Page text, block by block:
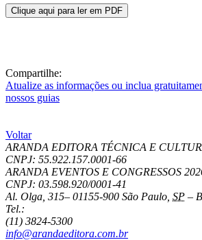
Clique aqui para ler em PDF
Compartilhe:
Atualize as informações ou inclua
nossos guias
Voltar
ARANDA EDITORA TÉCNICA E
CNPJ: 55.922.157.0001-66
ARANDA EVENTOS E CONGRESSOS
CNPJ: 03.598.920/0001-41
Al. Olga, 315– 01155-900 São Paulo SP –
Tel.:
(11) 3824-5300
info@arandaeditora.com.br